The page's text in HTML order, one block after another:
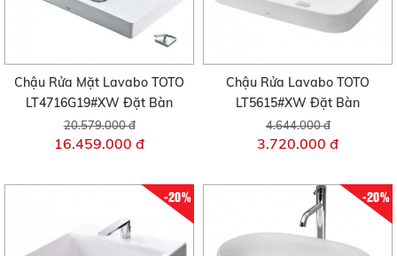
Chậu Rửa Mặt Lavabo TOTO
LT4716G19#XW Đặt Bàn
20.579.000 đ
16.459.000 đ
Chậu Rửa Lavabo TOTO
LT5615#XW Đặt Bàn
4.644.000 đ
3.720.000 đ
-20% -20%